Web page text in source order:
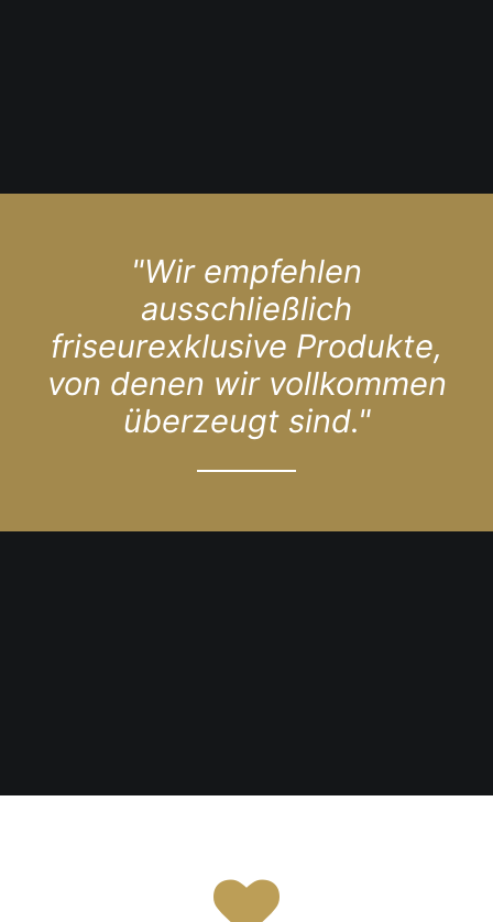
"Wir empfehlen
ausschließlich
friseurexklusive Produkte,
von denen wir vollkommen
überzeugt sind."